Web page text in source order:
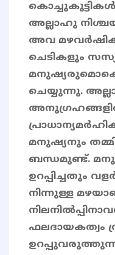
അല്ലാഹു
അവ
ചെടികളും
ചെയ്യുന്നു.
മനുഷ്യനും
ബന്ധമുണ്ട്.
ഉറപ്പിച്ചതും
നിന്നുള്ള
ഫലദായകത്വം